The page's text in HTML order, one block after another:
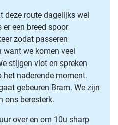
deze route dagelijks wel
een breed spoor
zodat passeren
we komen veel
stijgen vlot en spreken
naderende moment.
gebeuren Bram. We zijn
ons beresterk.
over en om 10u sharp